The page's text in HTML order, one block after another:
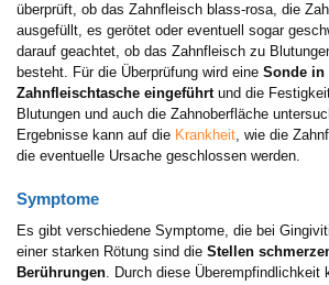
überprüft, ob das Zahnfleisch blass-rosa, die
ausgefüllt, es gerötet oder eventuell sogar
darauf geachtet, ob das Zahnfleisch zu
besteht. Für die Überprüfung wird eine Sonde in
Zahnfleischtasche eingeführtund die
Blutungen und auch die Zahnoberfläche
Ergebnisse kann auf die Krankheit, wie die
die eventuelle Ursache geschlossen werden.
Symptome
Es gibt verschiedene Symptome, die bei
einer starken Rötung sind die Stellen
Berührungen. Durch diese Überempfindlichkeit